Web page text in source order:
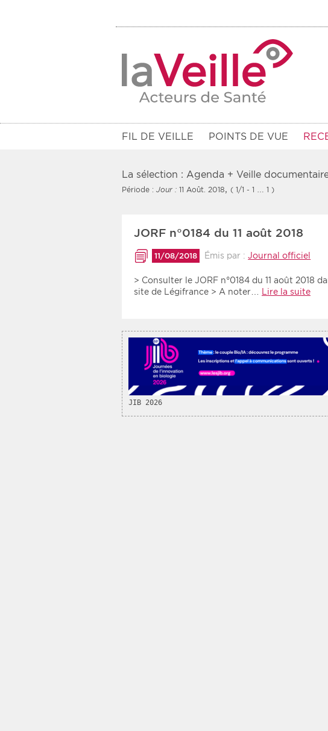
FIL DE VEILLE POINTS DE VUE
Communiqués des 10 derniers jours
Recherche par mots clés
Zone géographique
Choisir une zone
La sélection : Agenda + Veille
Période : Jour : 11 Août. 2018, ( 1/1 - 1 … 1 )
JORF n°0184 du 11 août 2018
11/08/2018 Émis par :Journal officiel
> Consulter le JORF n°0184 du 11 août 2018
site de Légifrance > A noter…
Lire la suite
JIB 2026